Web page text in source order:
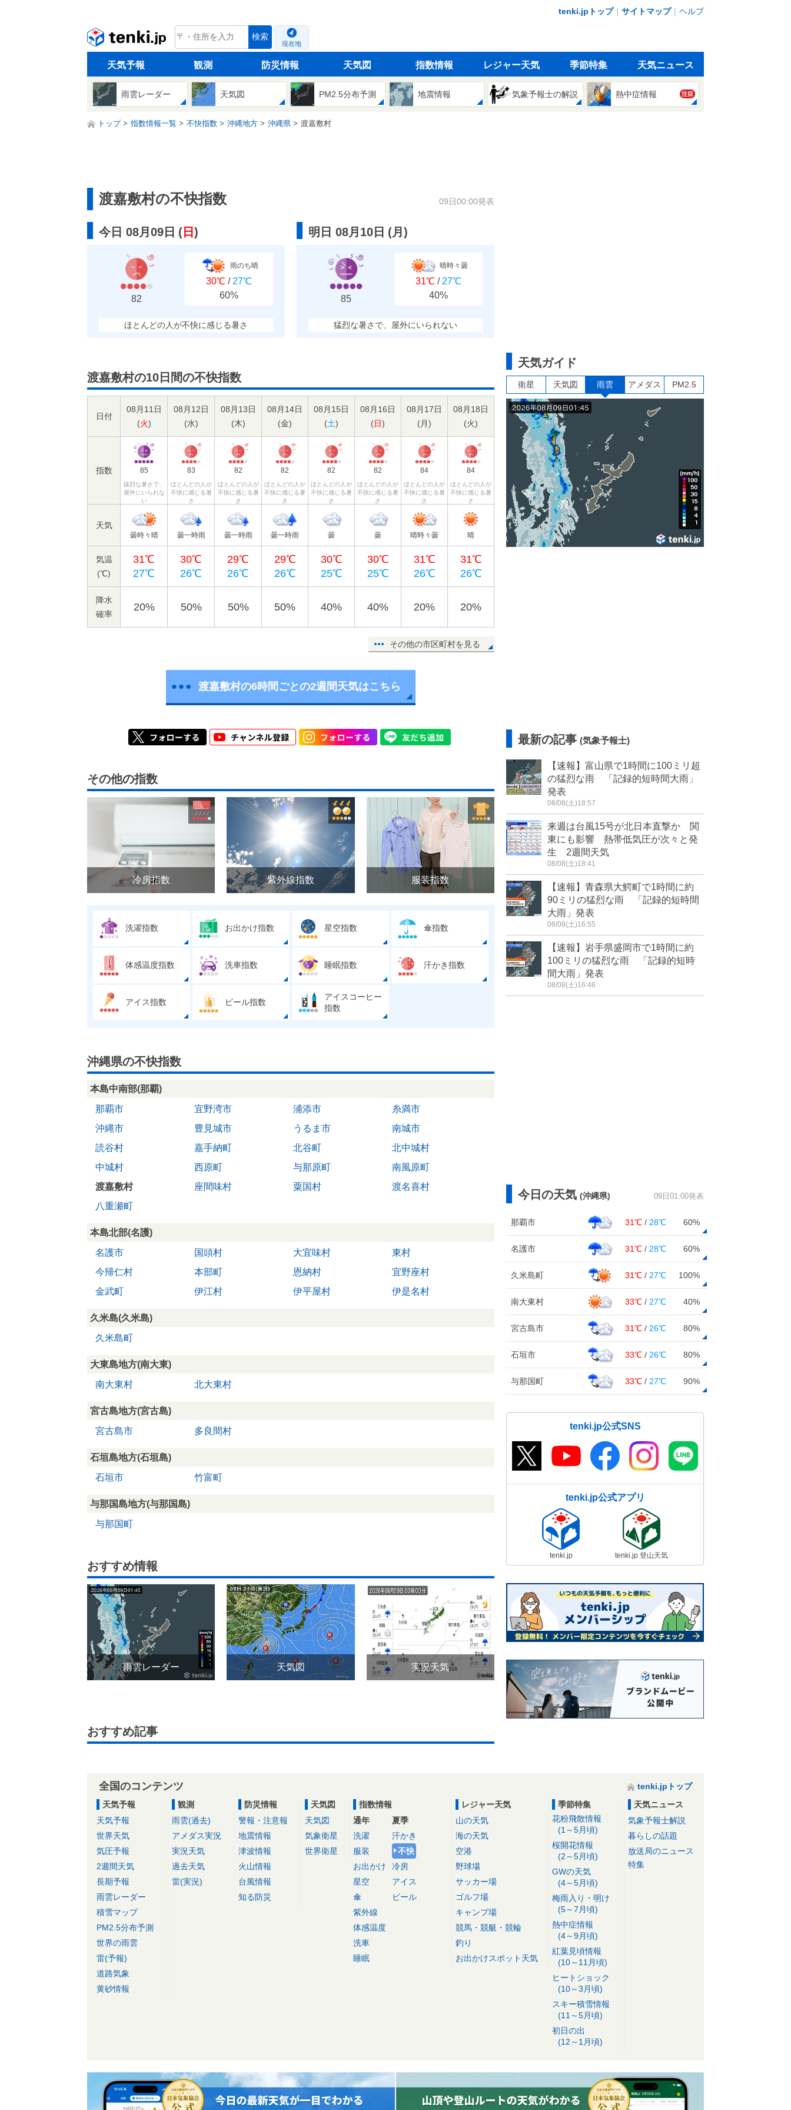
tenki.jpトップ｜ サイトマップ｜ ヘルプ
tenki.jp 検索
現在地
天気予報 観測 防災情報 天気図 指数情報 レジャー天気 季節特集 天気ニュース
雨雲レーダー 天気図 PM2.5分布予測 地震情報 気象予報士の解説 熱中症情報 注目
トップ 指数情報一覧 不快指数 沖縄地方 沖縄県 渡嘉敷村
渡嘉敷村の不快指数 09日00:00発表
今日 08月09日 ( 日 )
82
雨のち晴
30℃ / 27℃
60%
ほとんどの人が不快に感じる暑さ
明日 08月10日 (月 )
85
晴時々曇
31℃ / 27℃
40%
猛烈な暑さで、屋外にいられない
渡嘉敷村の10日間の不快指数
日付
08月11日
(火)
08月12日
(水)
08月13日
(木)
08月14日
(金)
08月15日
(土)
08月16日
(日)
08月17日
(月)
08月18日
(火)
指数 85
猛烈な暑さで、
屋外にいられな
い
83
ほとんどの人が
不快に感じる暑
さ
82
ほとんどの人が
不快に感じる暑
さ
82
ほとんどの人が
不快に感じる暑
さ
82
ほとんどの人が
不快に感じる暑
さ
82
ほとんどの人が
不快に感じる暑
さ
84
ほとんどの人が
不快に感じる暑
さ
84
ほとんどの人が
不快に感じる暑
さ
天気
曇時々晴 曇一時雨 曇一時雨 曇一時雨 曇 曇 晴時々曇 晴
気温
(℃)
31℃
27℃
30℃
26℃
29℃
26℃
29℃
26℃
30℃
25℃
30℃
25℃
31℃
26℃
31℃
26℃
降水
確率
20% 50% 50% 50% 40% 40% 20% 20%
その他の市区町村を見る
渡嘉敷村の6時間ごとの2週間天気はこちら
その他の指数
冷房指数 紫外線指数 服装指数
洗濯指数 お出かけ指数 星空指数 傘指数
体感温度指数 洗車指数 睡眠指数 汗かき指数
アイス指数 ビール指数
アイスコーヒー
指数
沖縄県の不快指数
本島中南部(那覇)
那覇市
宜野湾市 浦添市
糸満市
沖縄市
豊見城市 うるま市
南城市
読谷村
嘉手納町 北谷町
北中城村
中城村
西原町 与那原町
南風原町
渡嘉敷村
座間味村 粟国村
渡名喜村
八重瀬町
本島北部(名護)
名護市
国頭村 大宜味村
東村
今帰仁村
本部町 恩納村
宜野座村
金武町
伊江村 伊平屋村 伊是名村
久米島(久米島)
久米島町
大東島地方(南大東)
南大東村
北大東村
宮古島地方(宮古島)
宮古島市
多良間村
石垣島地方(石垣島)
石垣市
竹富町
与那国島地方(与那国島)
与那国町
おすすめ情報
雨雲レーダー 天気図 実況天気
おすすめ記事
天気ガイド
衛星 天気図 雨雲 アメダス PM2.5
最新の記事 (気象予報士)
【速報】富山県で1時間に100ミリ超
の猛烈な雨 「記録的短時間大雨」
発表
08/08(土)18:57
来週は台風15号が北日本直撃か 関
東にも影響 熱帯低気圧が次々と発
生 2週間天気
08/08(土)18:41
【速報】青森県大鰐町で1時間に約
90ミリの猛烈な雨 「記録的短時間
大雨」発表
08/08(土)16:55
【速報】岩手県盛岡市で1時間に約
100ミリの猛烈な雨 「記録的短時
間大雨」発表
08/08(土)16:46
今日の天気 (沖縄県) 09日01:00発表
那覇市 31℃ / 28℃ 60%
名護市 31℃ / 28℃ 60%
久米島町 31℃ / 27℃ 100%
南大東村 33℃ / 27℃ 40%
宮古島市 31℃ / 26℃ 80%
石垣市 33℃ / 26℃ 80%
与那国町 33℃ / 27℃ 90%
tenki.jp公式SNS
tenki.jp公式アプリ
tenki.jp tenki.jp 登山天気
全国のコンテンツ
tenki.jpトップ
天気予報
天気予報
世界天気
気圧予報
2週間天気
長期予報
雨雲レーダー
積雪マップ
PM2.5分布予測
世界の雨雲
雷(予報)
道路気象
黄砂情報
観測
雨雲(過去)
アメダス実況
実況天気
過去天気
雷(実況)
防災情報
警報・注意報
地震情報
津波情報
火山情報
台風情報
知る防災
天気図
天気図
気象衛星
世界衛星
指数情報
通年
洗濯
服装
お出かけ
星空
傘
紫外線
体感温度
洗車
睡眠
夏季
汗かき
不快
冷房
アイス
ビール
レジャー天気
山の天気
海の天気
空港
野球場
サッカー場
ゴルフ場
キャンプ場
競馬・競艇・競輪
釣り
お出かけスポット天気
季節特集
花粉飛散情報
(1～5月頃)
桜開花情報
(2～5月頃)
GWの天気
(4～5月頃)
梅雨入り・明け
(5～7月頃)
熱中症情報
(4～9月頃)
紅葉見頃情報
(10～11月頃)
ヒートショック
(10～3月頃)
スキー積雪情報
(11～5月頃)
初日の出
(12～1月頃)
天気ニュース
気象予報士解説
暮らしの話題
放送局のニュース
特集